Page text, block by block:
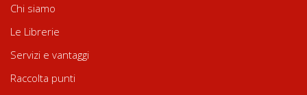
Chi siamo
Le Librerie
Servizi e vantaggi
Raccolta punti